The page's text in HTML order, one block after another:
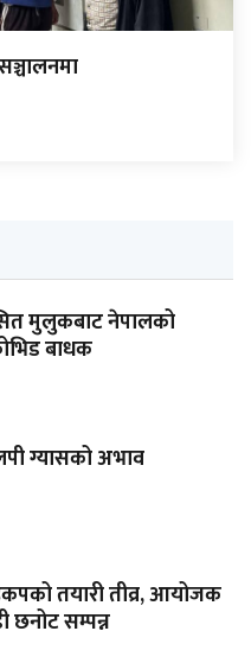
मुलुकबाट नेपालको
बाधक
ग्यासको अभाव
तयारी तीव्र, आयोजक
छनोट सम्पन्न